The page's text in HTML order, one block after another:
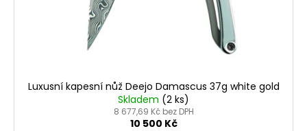
Luxusní kapesní nůž Deejo Damascus 37g white gold
Skladem (2 ks)
8 677,69 Kč bez DPH
10 500 Kč